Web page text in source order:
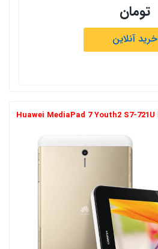
تومان
خرید آنلاین